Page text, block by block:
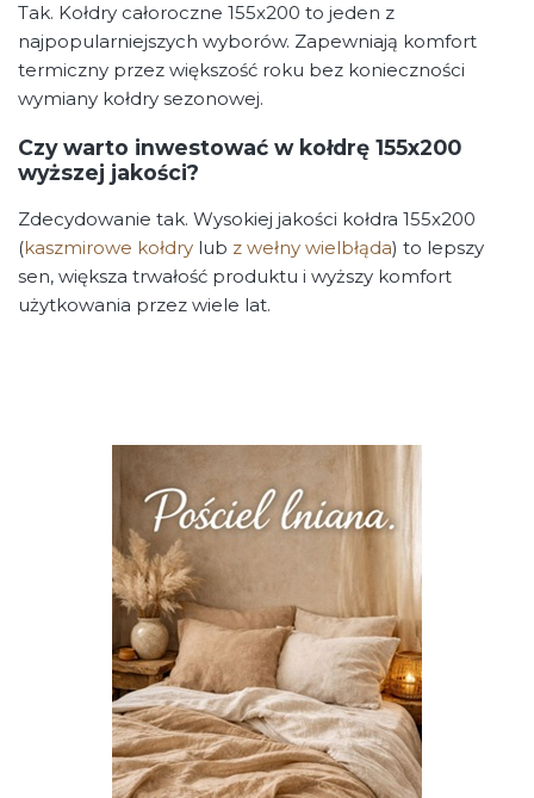
Tak. Kołdry całoroczne 155x200 to jeden z
najpopularniejszych wyborów. Zapewniają komfort
termiczny przez większość roku bez konieczności
wymiany kołdry sezonowej.
Czy warto inwestować w kołdrę 155x200
wyższej jakości?
Zdecydowanie tak. Wysokiej jakości kołdra 155x200
(kaszmirowe kołdry lub z wełny wielbłąda) to lepszy
sen, większa trwałość produktu i wyższy komfort
użytkowania przez wiele lat.